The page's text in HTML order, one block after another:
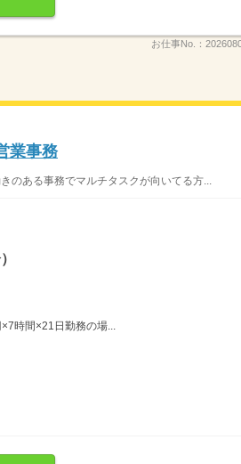
お仕事No.：
業事務
のある事務でマルチタスクが向いてる方...
時間×21日勤務の場...